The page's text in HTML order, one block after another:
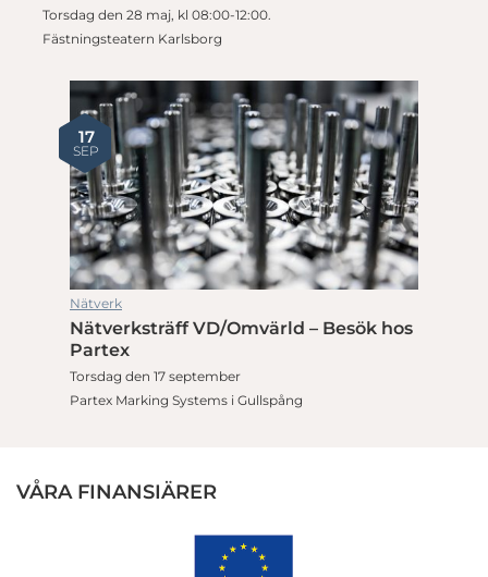
Torsdag den 28 maj, kl 08:00-12:00.
Fästningsteatern Karlsborg
17
SEP
Nätverk
Nätverksträff VD/Omvärld – Besök hos
Partex
Torsdag den 17 september
Partex Marking Systems i Gullspång
VÅRA FINANSIÄRER